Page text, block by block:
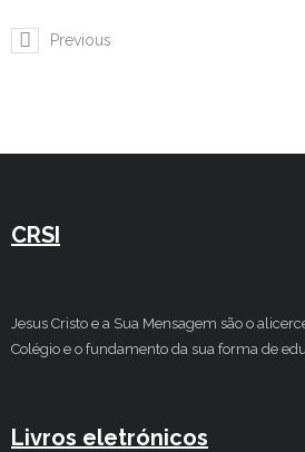
Previous
CRSI
Jesus Cristo e a Sua Mensagem são o
Colégio e o fundamento da sua forma de
Livros eletrónicos